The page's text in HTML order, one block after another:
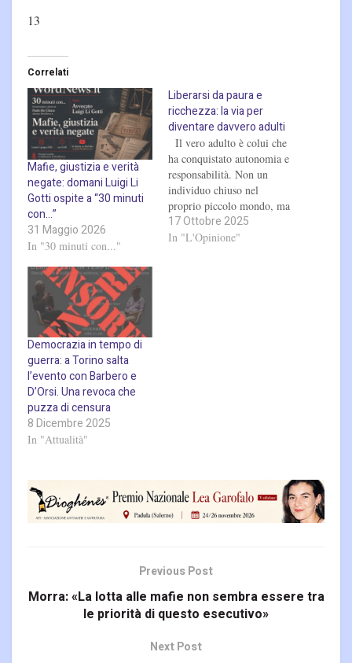
13
Correlati
Mafie, giustizia e verità
negate: domani Luigi Li
Gotti ospite a “30 minuti
con…”
31 Maggio 2026
In "30 minuti con..."
Liberarsi da paura e
ricchezza: la via per
diventare davvero adulti
Il vero adulto è colui che
ha conquistato autonomia e
responsabilità. Non un
individuo chiuso nel
proprio piccolo mondo, ma
una persona capace di
guardare oltre sé stessa,
17 Ottobre 2025
In "L'Opinione"
Democrazia in tempo di
guerra: a Torino salta
l’evento con Barbero e
D’Orsi. Una revoca che
puzza di censura
8 Dicembre 2025
In "Attualità"
Previous Post
Morra: «La lotta alle mafie non sembra essere tra
le priorità di questo esecutivo»
Next Post